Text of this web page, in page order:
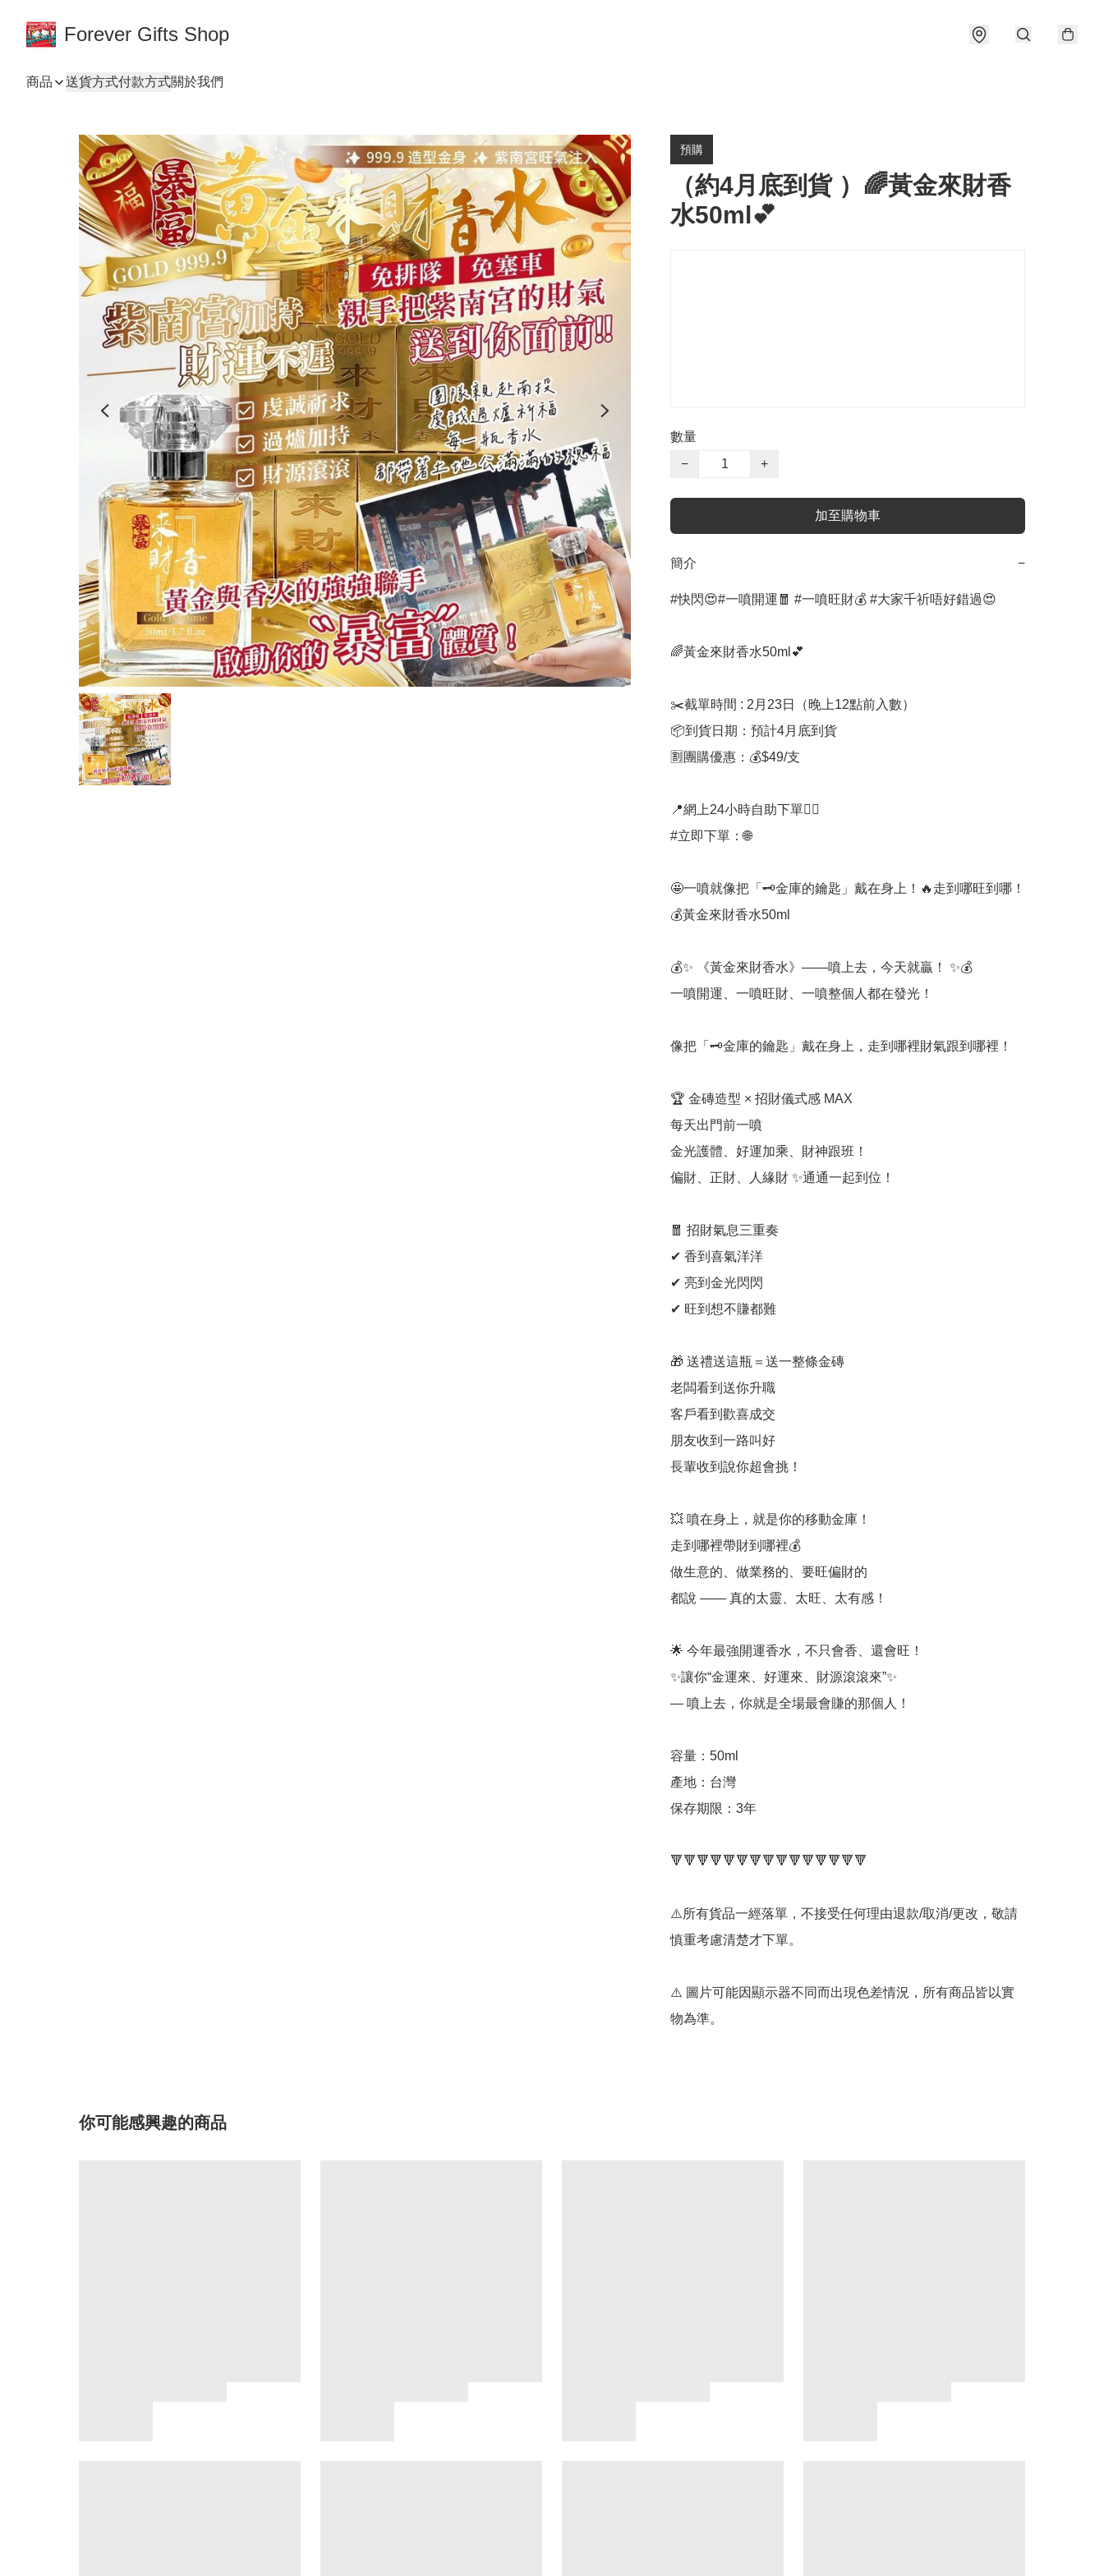
Forever Gifts Shop
商品 送貨方式付款方式關於我們
預購
（約4月底到貨 ）🌈黃金來財香
水50ml💕
數量
−
+
加至購物車
簡介 −
#快閃😍#一噴開運🧧 #一噴旺財💰 #大家千祈唔好錯過😍
🌈黃金來財香水50ml💕
✂️截單時間 : 2月23日（晚上12點前入數）
📦到貨日期：預計4月底到貨
🈹團購優惠：💰$49/支
📍網上24小時自助下單👍🏻
#立即下單：🌐
🤩一噴就像把「🗝️金庫的鑰匙」戴在身上！🔥走到哪旺到哪！
💰黃金來財香水50ml
💰✨ 《黃金來財香水》——噴上去，今天就贏！ ✨💰
一噴開運、一噴旺財、一噴整個人都在發光！
像把「🗝️金庫的鑰匙」戴在身上，走到哪裡財氣跟到哪裡！
🏆 金磚造型 × 招財儀式感 MAX
每天出門前一噴
金光護體、好運加乘、財神跟班！
偏財、正財、人緣財 ✨通通一起到位！
🧧 招財氣息三重奏
✔ 香到喜氣洋洋
✔ 亮到金光閃閃
✔ 旺到想不賺都難
🎁 送禮送這瓶＝送一整條金磚
老闆看到送你升職
客戶看到歡喜成交
朋友收到一路叫好
長輩收到說你超會挑！
💥 噴在身上，就是你的移動金庫！
走到哪裡帶財到哪裡💰
做生意的、做業務的、要旺偏財的
都說 —— 真的太靈、太旺、太有感！
🌟 今年最強開運香水，不只會香、還會旺！
✨讓你“金運來、好運來、財源滾滾來”✨
— 噴上去，你就是全場最會賺的那個人！
容量：50ml
產地：台灣
保存期限：3年
🔻🔻🔻🔻🔻🔻🔻🔻🔻🔻🔻🔻🔻🔻🔻
⚠️所有貨品一經落單，不接受任何理由退款/取消/更改，敬請
慎重考慮清楚才下單。
⚠️ 圖片可能因顯示器不同而出現色差情況，所有商品皆以實
物為準。
你可能感興趣的商品